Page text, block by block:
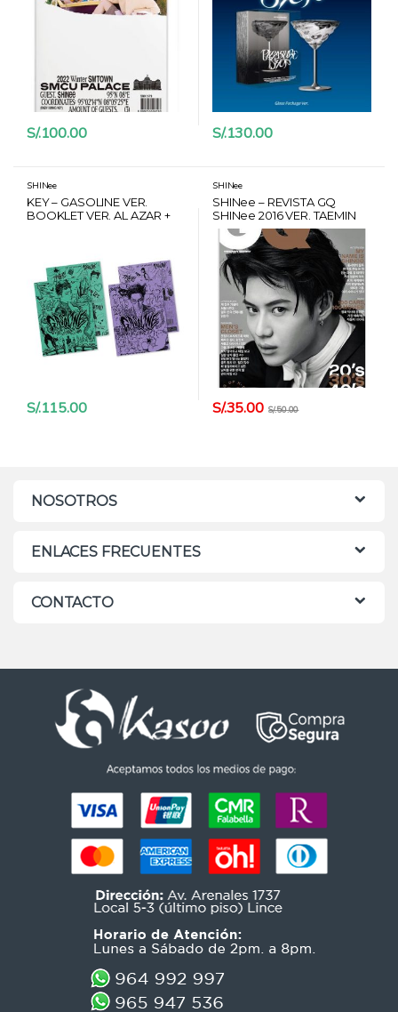
S/.100.00 S/.130.00
SHINee
KEY – GASOLINE VER.
BOOKLET VER. AL AZAR +
S/.115.00
SHINee
SHINee – REVISTA GQ
SHINee 2016 VER. TAEMIN
S/.35.00 S/.50.00
NOSOTROS
ENLACES FRECUENTES
CONTACTO